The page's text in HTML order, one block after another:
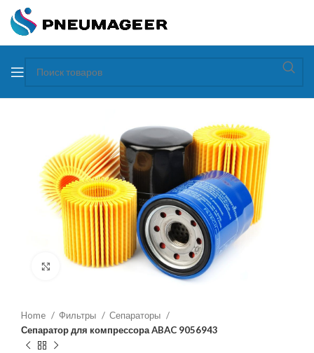
Увеличить
Home Фильтры
Сепараторы
Сепаратор для компрессора ABAC 9056943